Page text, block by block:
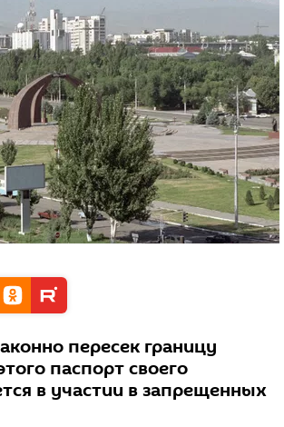
пересек границу
паспорт своего
в участии в запрещенных